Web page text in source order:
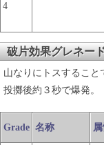
4
破片効果グレネー
山なりにトスすること
投擲後約３秒で爆発。
Grade 名称